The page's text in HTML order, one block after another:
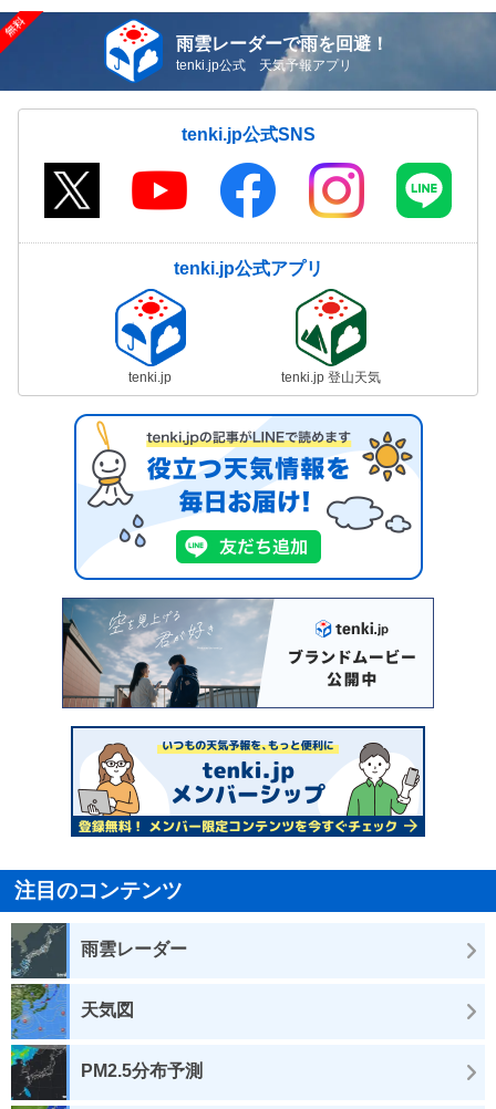
雨雲レーダーで雨を回避！
tenki.jp公式 天気予報アプリ
tenki.jp公式SNS
tenki.jp公式アプリ
tenki.jp tenki.jp 登山天気
注目のコンテンツ
雨雲レーダー
天気図
PM2.5分布予測